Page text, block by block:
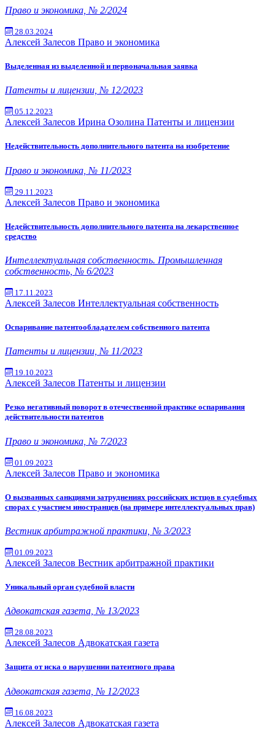
Право и экономика, № 2/2024
28.03.2024
Алексей Залесов Право и экономика
Выделенная из выделенной и первоначальная заявка
Патенты и лицензии, № 12/2023
05.12.2023
Алексей Залесов Ирина Озолина Патенты и лицензии
Недействительность дополнительного патента на изобретение
Право и экономика, № 11/2023
29.11.2023
Алексей Залесов Право и экономика
Недействительность дополнительного патента на лекарственное
средство
Интеллектуальная собственность. Промышленная
собственность, № 6/2023
17.11.2023
Алексей Залесов Интеллектуальная собственность
Оспаривание патентообладателем собственного патента
Патенты и лицензии, № 11/2023
19.10.2023
Алексей Залесов Патенты и лицензии
Резко негативный поворот в отечественной практике оспаривания
действительности патентов
Право и экономика, № 7/2023
01.09.2023
Алексей Залесов Право и экономика
О вызванных санкциями затруднениях российских истцов в судебных
спорах с участием иностранцев (на примере интеллектуальных прав)
Вестник арбитражной практики, № 3/2023
01.09.2023
Алексей Залесов Вестник арбитражной практики
Уникальный орган судебной власти
Адвокатская газета, № 13/2023
28.08.2023
Алексей Залесов Адвокатская газета
Защита от иска о нарушении патентного права
Адвокатская газета, № 12/2023
16.08.2023
Алексей Залесов Адвокатская газета